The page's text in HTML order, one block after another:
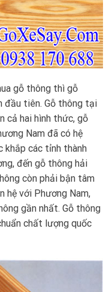
gỗ thông thì gỗ
đầu tiên. Gỗ thông tại
cả hai hình thức, gỗ
Nam đã có hệ
khắp các tỉnh thành
đến gỗ thông hải
còn phải bận tâm
hệ với Phương Nam,
gần nhất. Gỗ thông
chất lượng quốc